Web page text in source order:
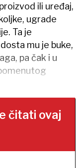
ili uređaj,
ugrade
Ta je
mu je buke,
pa čak i u
čitati ovaj